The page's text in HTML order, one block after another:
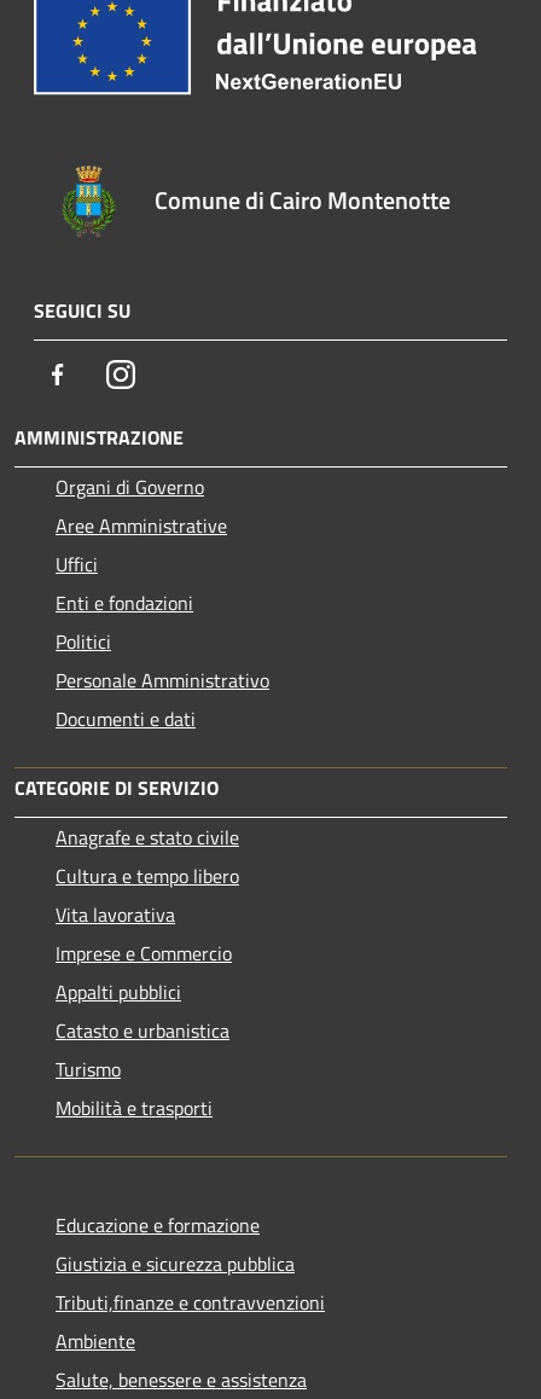
Comune di Cairo Montenotte
SEGUICI SU
FacebookInstagram
AMMINISTRAZIONE
Organi di Governo
Aree Amministrative
Uffici
Enti e fondazioni
Politici
Personale Amministrativo
Documenti e dati
CATEGORIE DI SERVIZIO
Anagrafe e stato civile
Cultura e tempo libero
Vita lavorativa
Imprese e Commercio
Appalti pubblici
Catasto e urbanistica
Turismo
Mobilità e trasporti
Educazione e formazione
Giustizia e sicurezza pubblica
Tributi,finanze e contravvenzioni
Ambiente
Salute, benessere e assistenza